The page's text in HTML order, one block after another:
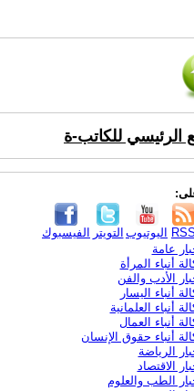
الرئيسي للكاتب-ة
الفيسبوك التويتر اليوتيوب RSS
عامة
أنباء المرأة
الأدب والفن
أنباء اليسار
أنباء العلمانية
أنباء العمال
أنباء حقوق الإنسان
الرياضة
الاقتصاد
الطب والعلوم